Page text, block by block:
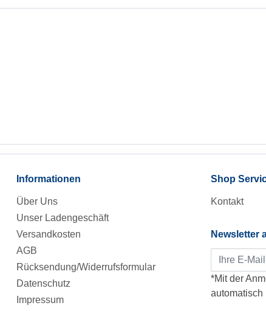
Informationen
Über Uns
Unser Ladengeschäft
Versandkosten
AGB
Rücksendung/Widerrufsformular
Datenschutz
Impressum
Shop
Kontakt
Newsletter
*Mit der
automatisch